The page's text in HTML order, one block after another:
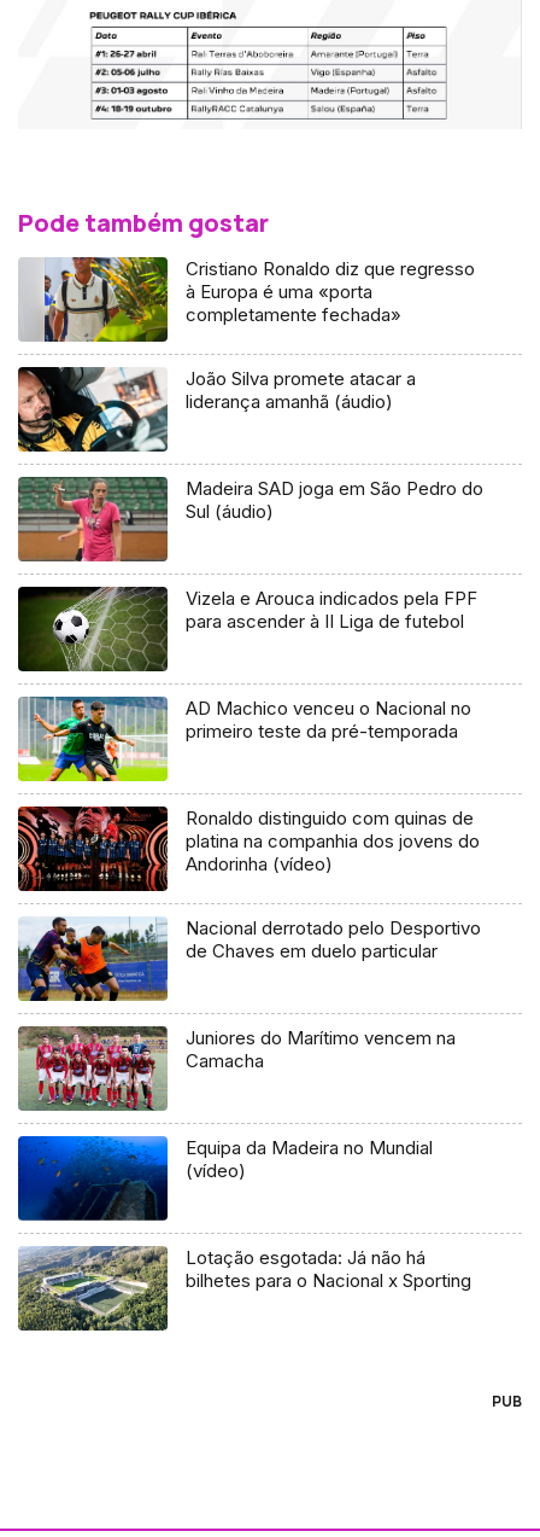
Pode também gostar
Cristiano Ronaldo diz que regresso
à Europa é uma «porta
completamente fechada»
João Silva promete atacar a
liderança amanhã (áudio)
Madeira SAD joga em São Pedro do
Sul (áudio)
Vizela e Arouca indicados pela FPF
para ascender à II Liga de futebol
AD Machico venceu o Nacional no
primeiro teste da pré-temporada
Ronaldo distinguido com quinas de
platina na companhia dos jovens do
Andorinha (vídeo)
Nacional derrotado pelo Desportivo
de Chaves em duelo particular
Juniores do Marítimo vencem na
Camacha
Equipa da Madeira no Mundial
(vídeo)
Lotação esgotada: Já não há
bilhetes para o Nacional x Sporting
PUB